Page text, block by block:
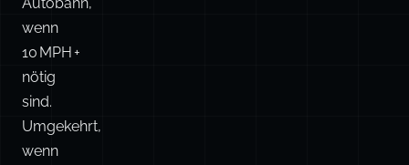
wenn
10 MPH +
nötig
sind.
Umgekehrt,
wenn